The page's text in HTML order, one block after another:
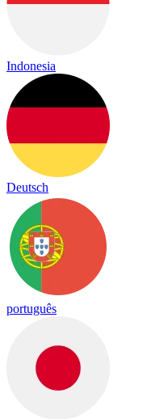
Indonesia
Deutsch
português